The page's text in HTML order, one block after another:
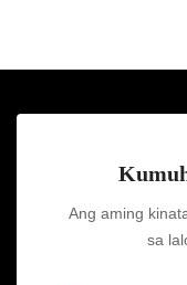
Ang aming
sa